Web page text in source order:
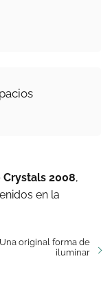
2008,
en la
Una original forma de
iluminar